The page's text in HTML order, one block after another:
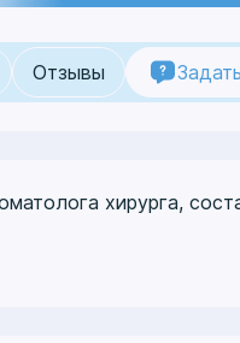
Отзывы
хирурга,